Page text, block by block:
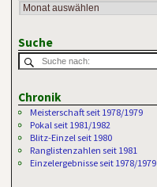
Suche
Chronik
Meisterschaft seit 1978/1979
Pokal seit 1981/1982
Blitz-Einzel seit 1980
Ranglistenzahlen seit 1981
Einzelergebnisse seit 1978/1979